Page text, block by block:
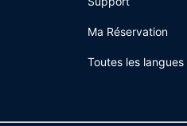
Ma Réservation
Toutes les langues